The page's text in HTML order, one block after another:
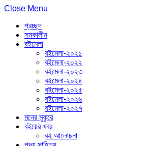
Close Menu
প্রচ্ছদ
সমকালীন
বইমেলা
বইমেলা-২০২১
বইমেলা-২০২২
বইমেলা-২০২৩
বইমেলা-২০২৪
বইমেলা-২০২৫
বইমেলা-২০২৬
বইমেলা-২০২৭
মনের মুকুরে
বইয়ের খবর
বই আলোচনা